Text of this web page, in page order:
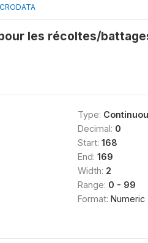
les récoltes/
Type:
Decimal: 0
Start: 168
End: 169
Width: 2
Range: 0 - 99
Format: Numeric